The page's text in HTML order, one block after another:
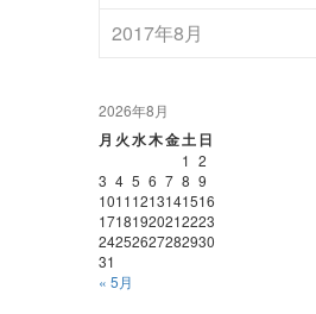
2017年8月
2026年8月
月 火水木金土 日
1 2
3 4 5 6 7 8 9
10111213141516
17181920212223
24252627282930
31
« 5月